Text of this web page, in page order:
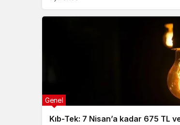
Kıb-Tek: 7 Nisan’a kadar 675 TL
Genel